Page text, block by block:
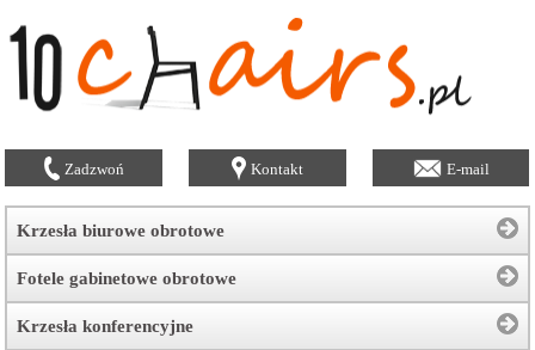
Zadzwoń Kontakt E-mail
Krzesła biurowe obrotowe
Fotele gabinetowe obrotowe
Krzesła konferencyjne